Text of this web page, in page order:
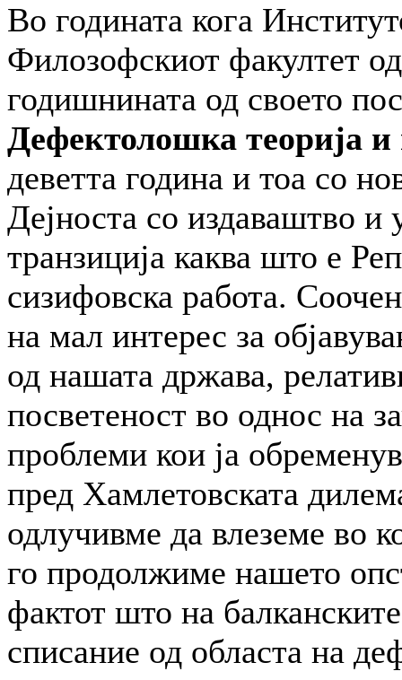
Во годината кога
Филозофскиот факултет
годишнината од своето
Дефектолошка теорија
деветта година и тоа со
Дејноста со издаваштво и
транзиција каква што е
си­зи­фов­ска работа.
на мал интерес за
од нашата држава,
посветеност во однос на
проблеми кои ја
пред Хамлетовската
одлучивме да влеземе во
го продолжиме нашето
фактот што на
списание од областа на